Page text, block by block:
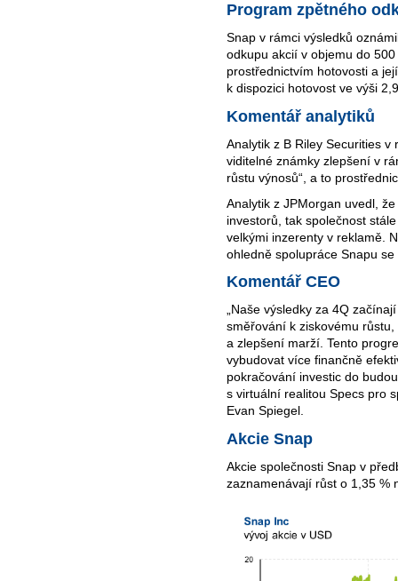
Program zpětného
Snap v rámci výsledků
odkupu akcií v objemu do
prostřednictvím hotovosti a
k dispozici hotovost ve výši
Komentář analytiků
Analytik z B Riley Securities v
viditelné známky zlepšení v
růstu výnosů“, a to
Analytik z JPMorgan uvedl,
investorů, tak společnost
velkými inzerenty v reklamě.
ohledně spolupráce Snapu
Komentář CEO
„Naše výsledky za 4Q
směřování k ziskovému
a zlepšení marží. Tento
vybudovat více finančně
pokračování investic do
s virtuální realitou Specs pro
Evan Spiegel.
Akcie Snap
Akcie společnosti Snap v
zaznamenávají růst o 1,35 %